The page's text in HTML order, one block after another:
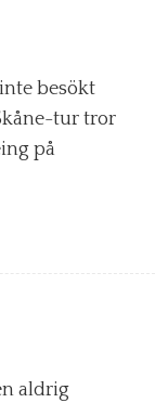
besökt
tur tror
på
aldrig